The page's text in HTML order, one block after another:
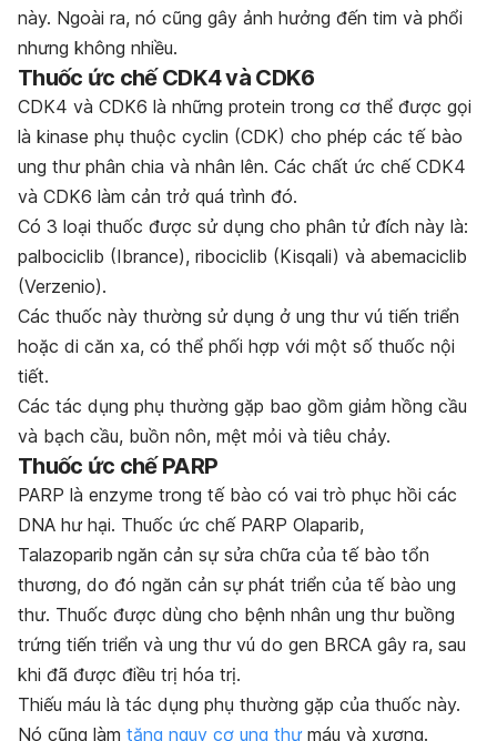
này. Ngoài ra, nó cũng gây ảnh hưởng đến tim và phổi
nhưng không nhiều.
Thuốc ức chế CDK4 và CDK6
CDK4 và CDK6 là những protein trong cơ thể được gọi
là kinase phụ thuộc cyclin (CDK) cho phép các tế bào
ung thư phân chia và nhân lên. Các chất ức chế CDK4
và CDK6 làm cản trở quá trình đó.
Có 3 loại thuốc được sử dụng cho phân tử đích này là:
palbociclib (Ibrance), ribociclib (Kisqali) và abemaciclib
(Verzenio).
Các thuốc này thường sử dụng ở ung thư vú tiến triển
hoặc di căn xa, có thể phối hợp với một số thuốc nội
tiết.
Các tác dụng phụ thường gặp bao gồm giảm hồng cầu
và bạch cầu, buồn nôn, mệt mỏi và tiêu chảy.
Thuốc ức chế PARP
PARP là enzyme trong tế bào có vai trò phục hồi các
DNA hư hại. Thuốc ức chế PARP Olaparib,
Talazoparib ngăn cản sự sửa chữa của tế bào tổn
thương, do đó ngăn cản sự phát triển của tế bào ung
thư. Thuốc được dùng cho bệnh nhân ung thư buồng
trứng tiến triển và ung thư vú do gen BRCA gây ra, sau
khi đã được điều trị hóa trị.
Thiếu máu là tác dụng phụ thường gặp của thuốc này.
Nó cũng làm tăng nguy cơ ung thưmáu và xương.